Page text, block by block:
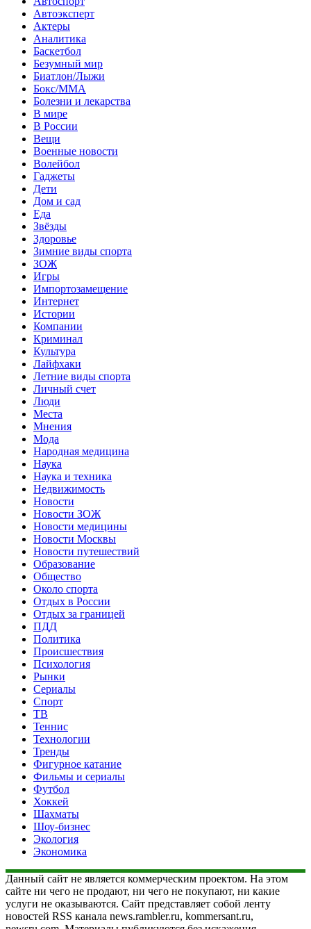
Автоэксперт
Актеры
Аналитика
Баскетбол
Безумный мир
Биатлон/Лыжи
Бокс/MMA
Болезни и лекарства
В мире
В России
Вещи
Военные новости
Волейбол
Гаджеты
Дети
Дом и сад
Еда
Звёзды
Здоровье
Зимние виды спорта
ЗОЖ
Игры
Импортозамещение
Интернет
Истории
Компании
Криминал
Культура
Лайфхаки
Летние виды спорта
Личный счет
Люди
Места
Мнения
Мода
Народная медицина
Наука
Наука и техника
Недвижимость
Новости
Новости ЗОЖ
Новости медицины
Новости Москвы
Новости путешествий
Образование
Общество
Около спорта
Отдых в России
Отдых за границей
ПДД
Политика
Происшествия
Психология
Рынки
Сериалы
Спорт
ТВ
Теннис
Технологии
Тренды
Фигурное катание
Фильмы и сериалы
Футбол
Хоккей
Шахматы
Шоу-бизнес
Экология
Экономика
Данный сайт не является коммерческим проектом. На этом
сайте ни чего не продают, ни чего не покупают, ни какие
услуги не оказываются. Сайт представляет собой ленту
новостей RSS канала news.rambler.ru, kommersant.ru,